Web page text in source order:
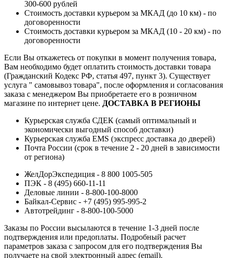
300-600 рублей
Стоимость доставки курьером за МКАД (до 10 км) - по
договоренности
Стоимость доставки курьером за МКАД (10 - 20 км) - по
договоренности
Если Вы откажетесь от покупки в момент получения товара,
Вам необходимо будет оплатить стоимость доставки товара
(Гражданский Кодекс РФ, статья 497, пункт 3). Существует
услуга " самовывоз товара", после оформления и согласования
заказа с менеджером Вы приобретаете его в розничном
магазине по интернет цене. ДОСТАВКА В РЕГИОНЫ
Курьерская служба СДЕК (самый оптимальный и
экономически выгодный способ доставки)
Курьерская служба EMS (экспресс доставка до дверей)
Почта России (срок в течение 2 - 20 дней в зависимости
от региона)
ЖелДорЭкспедиция - 8 800 1005-505
ПЭК - 8 (495) 660-11-11
Деловые линии - 8-800-100-8000
Байкал-Сервис - +7 (495) 995-995-2
Автотрейдинг - 8-800-100-5000
Заказы по России высылаются в течение 1-3 дней после
подтверждения или предоплаты. Подробный расчет
параметров заказа с запросом для его подтверждения Вы
получаете на свой электронный адрес (email).